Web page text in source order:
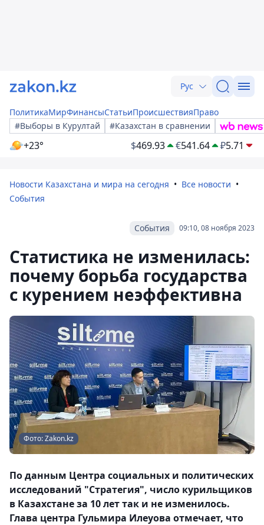
Рус
ПолитикаМирФинансыСтатьиПроисшествияПраво
#Выборы в Курултай
#Казахстан в сравнении
+23° $469.93 €541.64 ₽5.71
Новости Казахстана и мира на сегодня
Все новости
События
09:10, 08 ноября 2023
События
Статистика не изменилась:
почему борьба государства
с курением неэффективна
Фото: Zakon.kz
По данным Центра социальных и политических
исследований "Стратегия", число курильщиков
в Казахстане за 10 лет так и не изменилось.
Глава центра Гульмира Илеуова отмечает, что